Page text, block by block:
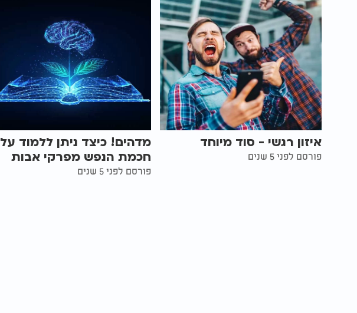
איזון רגשי - סוד מיוחד
פורסם לפני 5 שנים
מדהים! כיצד ניתן ללמוד על
חכמת הנפש מפרקי אבות
פורסם לפני 5 שנים